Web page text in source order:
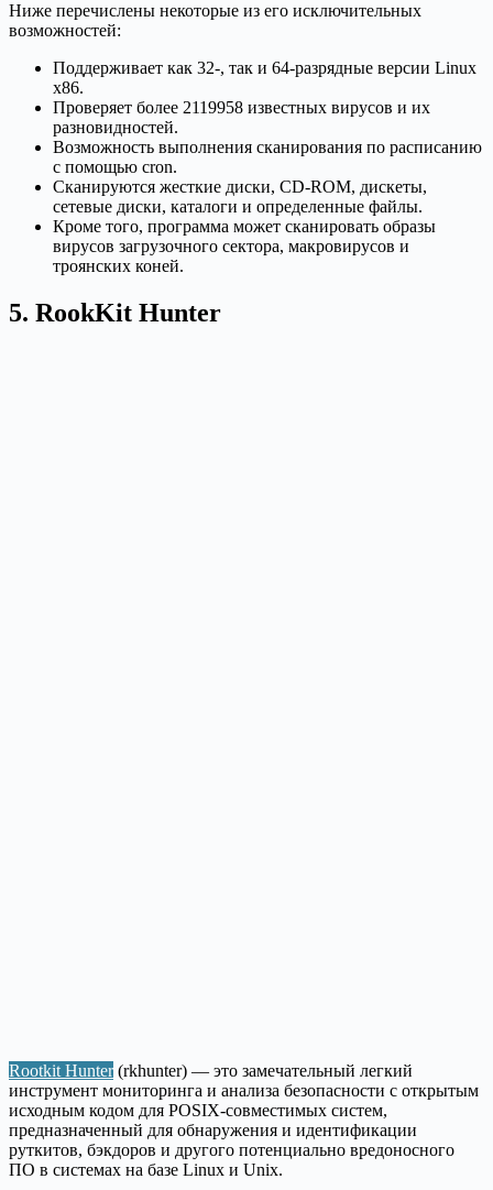
Ниже перечислены некоторые из его исключительных
возможностей:
Поддерживает как 32-, так и 64-разрядные версии Linux
x86.
Проверяет более 2119958 известных вирусов и их
разновидностей.
Возможность выполнения сканирования по расписанию
с помощью cron.
Сканируются жесткие диски, CD-ROM, дискеты,
сетевые диски, каталоги и определенные файлы.
Кроме того, программа может сканировать образы
вирусов загрузочного сектора, макровирусов и
троянских коней.
5. RookKit Hunter
Rootkit Hunter (rkhunter) — это замечательный легкий
инструмент мониторинга и анализа безопасности с открытым
исходным кодом для POSIX-совместимых систем,
предназначенный для обнаружения и идентификации
руткитов, бэкдоров и другого потенциально вредоносного
ПО в системах на базе Linux и Unix.